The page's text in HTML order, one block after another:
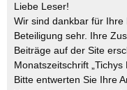
Liebe Leser!
Wir sind dankbar für
Beteiligung sehr. Ihre
Beiträge auf der Site
Monatszeitschrift „Tichys
Bitte entwerten Sie Ihre